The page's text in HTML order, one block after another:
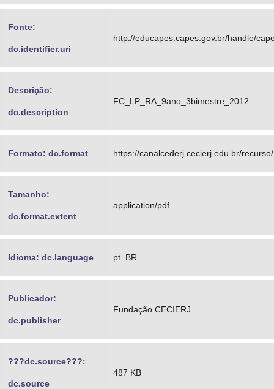
Fonte:
dc.identifier.uri
http://educapes.capes.gov.br/handle/
Descrição:
dc.description
FC_LP_RA_9ano_3bimestre_2012
Formato: dc.format https://canalcederj.cecierj.edu.br/
Tamanho:
dc.format.extent
application/pdf
Idioma: dc.language pt_BR
Publicador:
dc.publisher
Fundação CECIERJ
???dc.source???:
dc.source
487 KB